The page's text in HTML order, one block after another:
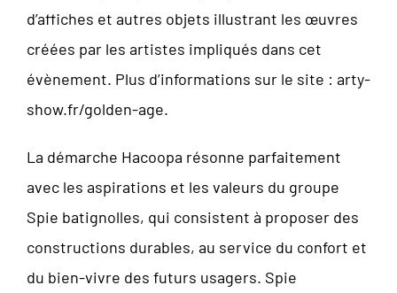
d’affiches et autres objets illustrant les œuvres
créées par les artistes impliqués dans cet
évènement. Plus d’informations sur le site : arty-
show.fr/golden-age.
La démarche Hacoopa résonne parfaitement
avec les aspirations et les valeurs du groupe
Spie batignolles, qui consistent à proposer des
constructions durables, au service du confort et
du bien-vivre des futurs usagers. Spie